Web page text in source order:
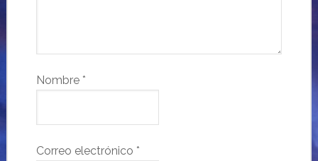
Nombre *
Correo electrónico *